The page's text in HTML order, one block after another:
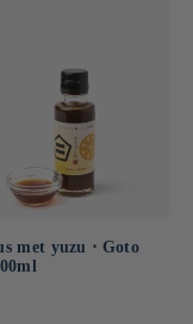
met yuzu ⋅ Goto